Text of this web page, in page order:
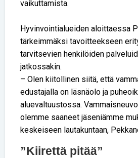
vaikuttamista.
Hyvinvointialueiden aloittaessa
tärkeimmäksi tavoitteekseen
tarvitsevien henkilöiden
jatkossakin.
– Olen kiitollinen siitä, että
edustajalla on läsnäolo ja
aluevaltuustossa.
olemme saaneet jäseniämme
keskeiseen lautakuntaan,
”Kiirettä pitää”